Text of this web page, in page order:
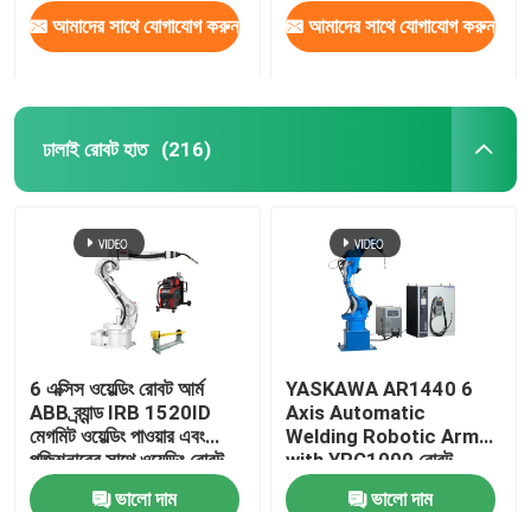
আমাদের সাথে যোগাযোগ করুন আমাদের সাথে যোগাযোগ করুন
ঢালাই রোবট হাত (216)
6 এক্সিস ওয়েল্ডিং রোবট আর্ম
ABB ব্র্যান্ড IRB 1520ID
মেগমিট ওয়েল্ডিং পাওয়ার এবং
পজিশনারের সাথে ওয়েল্ডিং রোবট
ভালো দাম
YASKAWA AR1440 6
Axis Automatic
Welding Robotic Arm
with YRC1000 রোবট
কন্ট্রোলার আর্ক ওয়েল্ডিং রোবট
ভালো দাম